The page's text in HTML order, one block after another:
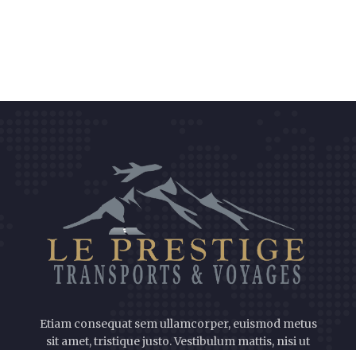
Etiam consequat sem ullamcorper, euismod metus
sit amet, tristique justo. Vestibulum mattis, nisi ut